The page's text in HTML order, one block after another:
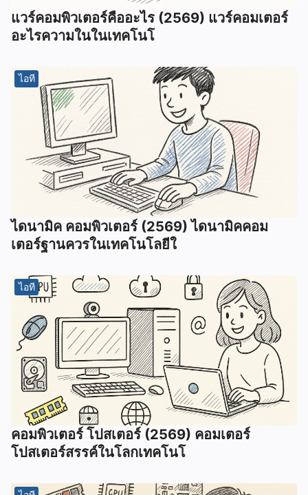
แวร์คอมพิวเตอร์คืออะไร (2569) แวร์คอมเตอร์
อะไรความในในเทคโนโ
ไอที
ไดนามิค คอมพิวเตอร์ (2569) ไดนามิคคอม
เตอร์ฐานควรในเทคโนโลยีใ
ไอที
คอมพิวเตอร์ โปสเตอร์ (2569) คอมเตอร์
โปสเตอร์สรรค์ในโลกเทคโนโ